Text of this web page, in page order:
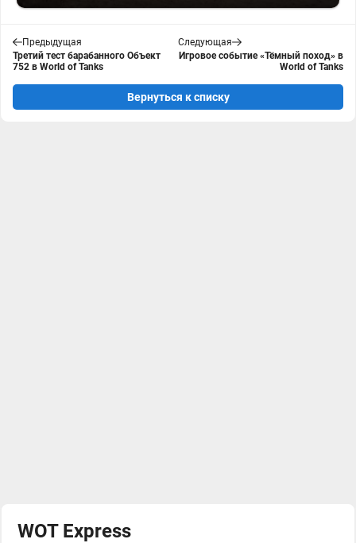
Предыдущая
Третий тест барабанного Объект
752 в World of Tanks
Следующая
Игровое событие «Тёмный поход» в
World of Tanks
Вернуться к списку
WOT Express